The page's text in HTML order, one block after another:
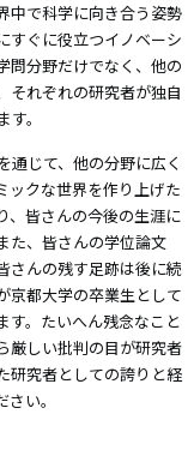
中で科学に向き合う姿勢
すぐに役立つイノベーシ
問分野だけでなく、他の
それぞれの研究者が独自
。
通じて、他の分野に広く
ックな世界を作り上げた
、皆さんの今後の生涯に
た、皆さんの学位論文
さんの残す足跡は後に続
京都大学の卒業生として
す。たいへん残念なこと
厳しい批判の目が研究者
研究者としての誇りと経
い。